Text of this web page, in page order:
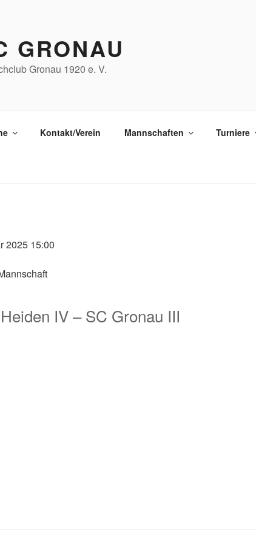
GRONAU
Gronau 1920 e. V.
Kontakt/Verein Mannschaften Turniere
2025 15:00
IV – SC Gronau III